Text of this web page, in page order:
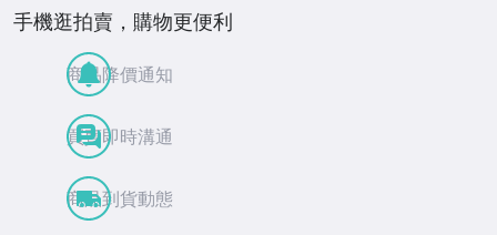
手機逛拍賣，購物更便利
商品降價通知
買賣即時溝通
商品到貨動態